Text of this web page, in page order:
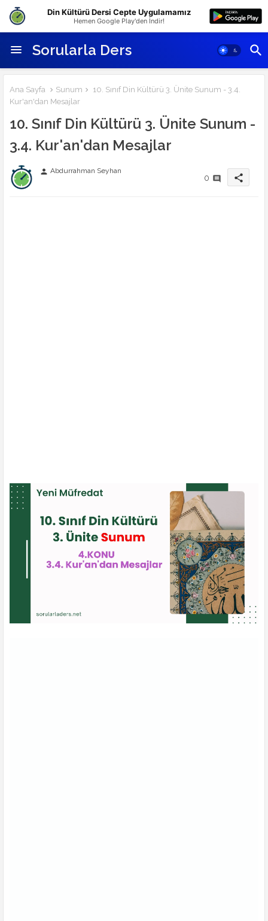
Sorularla Ders
Ana Sayfa Sunum
10. Sınıf Din Kültürü 3. Ünite Sunum - 3.4.
Kur'an'dan Mesajlar
10. Sınıf Din Kültürü 3. Ünite Sunum -
3.4. Kur'an'dan Mesajlar
person Abdurrahman Seyhan
0 share
Din Kültürü Dersi Cepte Uygulamamız
Hemen Google Play'den İndir!